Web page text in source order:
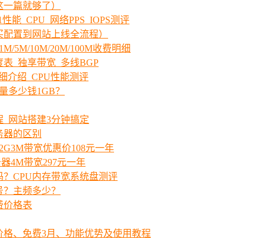
篇就够了）
能_CPU_网络PPS_IOPS测评
置到网站上线全流程）
5M/10M/20M/100M收费明细
_独享带宽_多线BGP
介绍_CPU性能测评
多少钱1GB？
网站搭建3分钟搞定
的区别
带宽优惠价108元一年
4M带宽297元一年
CPU内存带宽系统盘测评
主频多少？
价格表
、免费3月、功能优势及使用教程